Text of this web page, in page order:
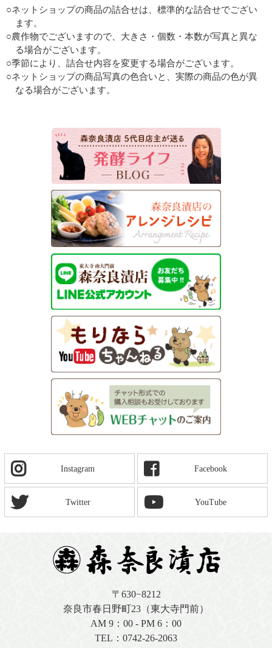
○ネットショップの商品の詰合せは、標準的な詰合せでござい
ます。
○農作物でございますので、大きさ・個数・本数が写真と異な
る場合がございます。
○季節により、詰合せ内容を変更する場合がございます。
○ネットショップの商品写真の色合いと、実際の商品の色が異
なる場合がございます。
Instagram Facebook
Twitter YouTube
〒630−8212
奈良市春日野町23（東大寺門前）
AM 9：00 - PM 6：00
TEL： 0742-26-2063